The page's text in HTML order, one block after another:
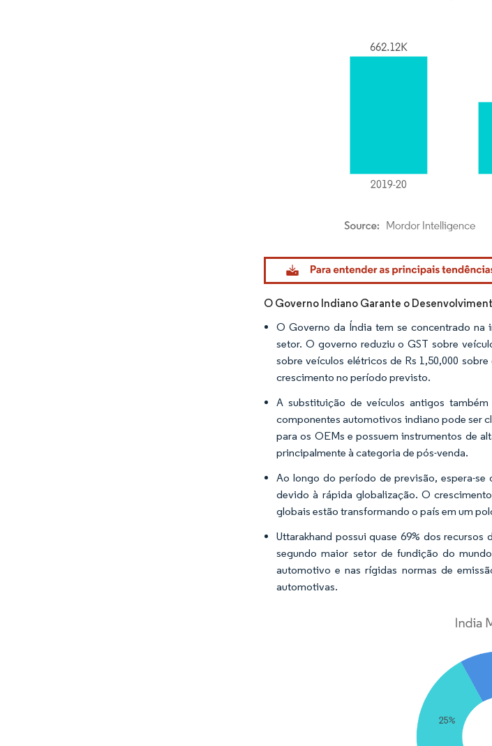
Imagem © Mordor Intelligence. O reuso requer atribuição
O Governo Indiano Garante o
O Governo da Índia tem se concentrado
setor. O governo reduziu o GST sobre
sobre veículos elétricos de Rs 1,50,000
crescimento no período previsto.
A substituição de veículos antigos
componentes automotivos indiano pode ser
para os OEMs e possuem instrumentos de
principalmente à categoria de pós-venda.
Ao longo do período de previsão, espera-
devido à rápida globalização. O
globais estão transformando o país em um
Uttarakhand possui quase 69% dos
segundo maior setor de fundição do
automotivo e nas rígidas normas de
automotivas.